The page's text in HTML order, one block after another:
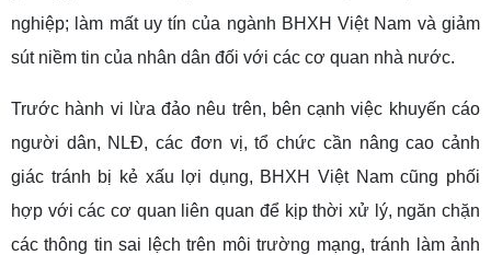
nghiệp; làm mất uy tín của ngành BHXH Việt Nam và giảm
sút niềm tin của nhân dân đối với các cơ quan nhà nước.
Trước hành vi lừa đảo nêu trên, bên cạnh việc khuyến cáo
người dân, NLĐ, các đơn vị, tổ chức cần nâng cao cảnh
giác tránh bị kẻ xấu lợi dụng, BHXH Việt Nam cũng phối
hợp với các cơ quan liên quan để kịp thời xử lý, ngăn chặn
các thông tin sai lệch trên môi trường mạng, tránh làm ảnh